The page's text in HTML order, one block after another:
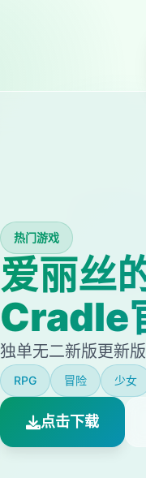
热门游戏
爱丽丝
Cradle
独单无二新版更新
RPG 冒险 少女
点击下载